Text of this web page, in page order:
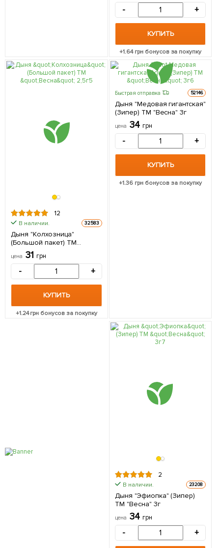
- +
КУПИТЬ
+1.64грн бонусов за покупку
12
В наличии. 32583
Дыня "Колхозница"
(Большой пакет) ТМ
"Весна" 2,5г
цена 31 грн
- +
КУПИТЬ
+1.24грн бонусов за покупку
Быстрая отправка 52146
Дыня "Медовая гигантская"
(Зипер) ТМ "Весна" 3г
цена 34 грн
- +
КУПИТЬ
+1.36 грн бонусов за покупку
2
В наличии. 23208
Дыня "Эфиопка" (Зипер)
ТМ "Весна" 3г
цена 34 грн
- +